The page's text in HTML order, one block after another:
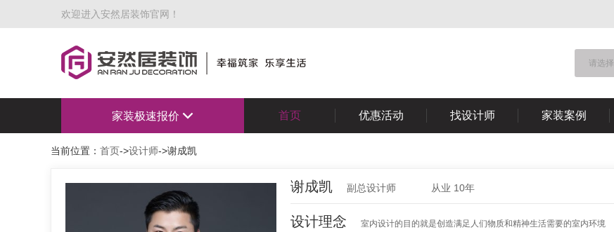
欢迎进入安然居装饰官网！
请选择
家装极速报价 首页 优惠活动 找设计师 家装案例
当前位置： 首页->设计师->谢成凯
谢成凯 副总设计师 从业 10年
设计理念 室内设计的目的就是创造满足人们物质和精神生活需要的室内环境